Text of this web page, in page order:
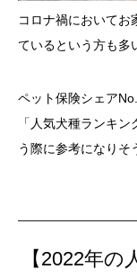
コロナ禍においてお
ているという方も多
ペット保険シェア
「人気犬種ランキ
う際に参考になりそ
【2022年